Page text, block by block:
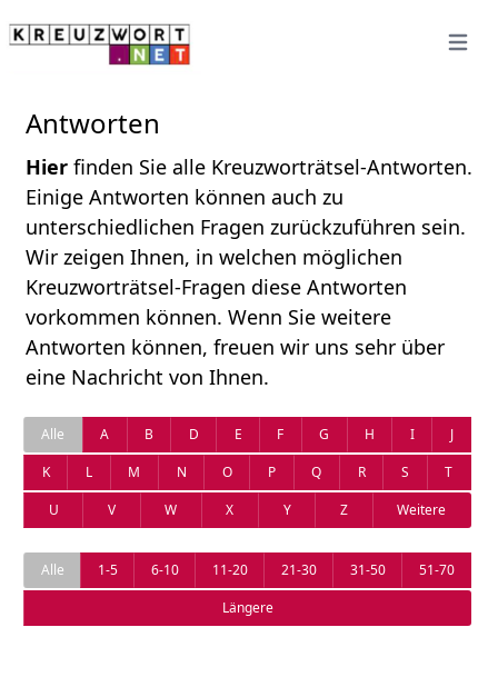
Open
Antworten
Hier finden Sie alle Kreuzworträtsel-Antworten.
Einige Antworten können auch zu
unterschiedlichen Fragen zurückzuführen sein.
Wir zeigen Ihnen, in welchen möglichen
Kreuzworträtsel-Fragen diese Antworten
vorkommen können. Wenn Sie weitere
Antworten können, freuen wir uns sehr über
eine Nachricht von Ihnen.
Alle A B D E F G H I
J
K
L M N O P Q R S
T
U
V W X Y Z Weitere
Alle 1-5 6-10 11-20 21-30 31-50
51-70
Längere